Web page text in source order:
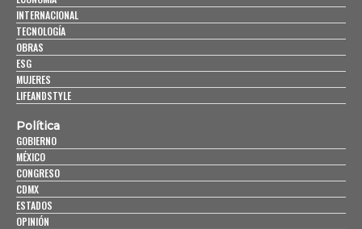
INTERNACIONAL
TECNOLOGÍA
OBRAS
ESG
MUJERES
LIFEANDSTYLE
Política
GOBIERNO
MÉXICO
CONGRESO
CDMX
ESTADOS
OPINIÓN